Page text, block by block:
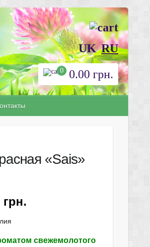
UK RU
0 0.00 грн.
«Sais»
грн.
свежемолотого